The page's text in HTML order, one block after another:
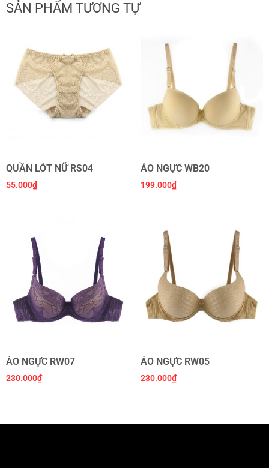
SẢN PHẨM TƯƠNG TỰ
QUẦN LÓT NỮ RS04
55.000₫
ÁO NGỰC WB20
199.000₫
ÁO NGỰC RW07
230.000₫
ÁO NGỰC RW05
230.000₫